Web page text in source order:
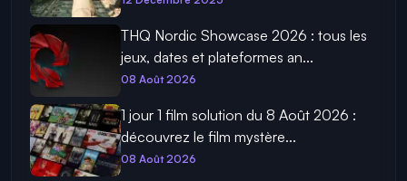
THQ Nordic Showcase 2026 : tous les
jeux, dates et plateformes an...
08 Août 2026
1 jour 1 film solution du 8 Août 2026 :
découvrez le film mystère...
08 Août 2026